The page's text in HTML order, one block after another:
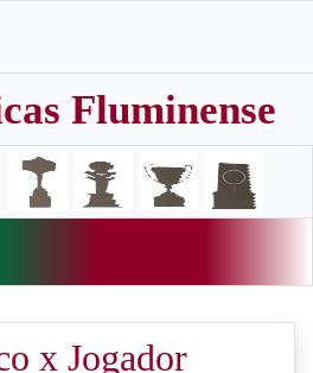
Fluminense
x Jogador